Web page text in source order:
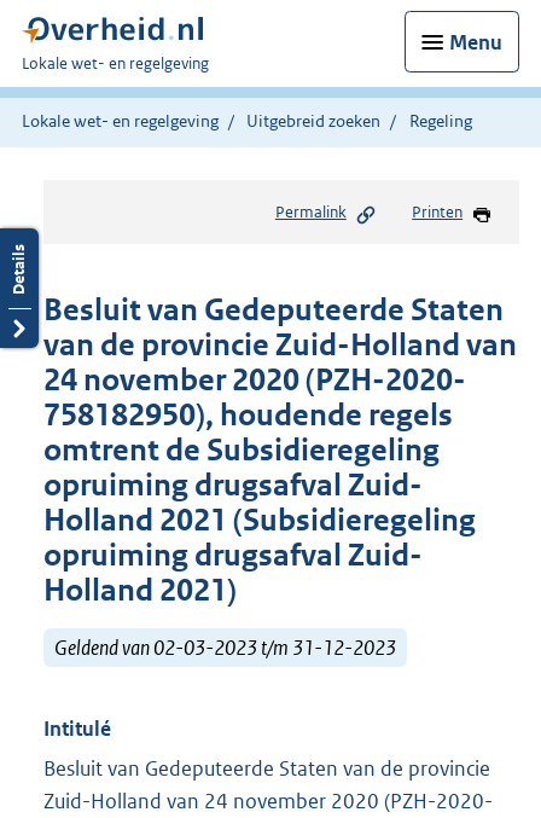
Menu
U
bent
hier:
Lokale wet- en regelgeving
Lokale wet- en regelgeving Uitgebreid zoeken Regeling
Permalink Printen
Besluit van Gedeputeerde Staten
van de provincie Zuid-Holland van
24 november 2020 (PZH-2020-
758182950), houdende regels
omtrent de Subsidieregeling
opruiming drugsafval Zuid-
Holland 2021 (Subsidieregeling
opruiming drugsafval Zuid-
Holland 2021)
Geldend van 02-03-2023 t/m 31-12-2023
Intitulé
Besluit van Gedeputeerde Staten van de provincie
Zuid-Holland van 24 november 2020 (PZH-2020-